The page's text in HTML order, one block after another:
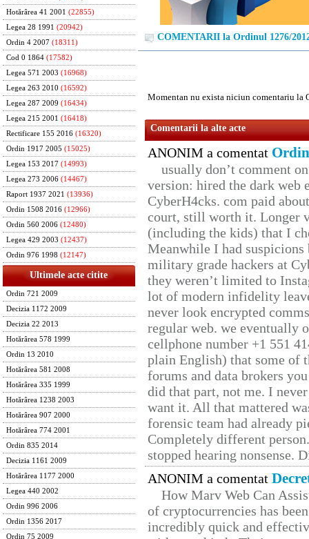
Hotărârea 41 2001 (22855)
Legea 28 1991 (20942)
Ordin 4 2007 (18311)
Cod 0 1864 (17582)
Legea 571 2003 (16968)
Legea 263 2010 (16592)
Legea 287 2009 (16434)
Legea 215 2001 (16418)
Rectificare 155 2016 (16320)
Ordin 1917 2005 (15025)
Legea 153 2017 (14993)
Legea 273 2006 (14467)
Raport 1937 2021 (13936)
Ordin 1508 2016 (12966)
Ordin 560 2006 (12480)
Legea 429 2003 (12437)
Ordin 976 1998 (12147)
Ultimele acte citite
Ordin 721 2009
Decizia 1172 2009
Decizia 22 2013
Hotărârea 578 1999
Ordin 13 2010
Hotărârea 581 2008
Hotărârea 335 1999
Hotărârea 1238 2003
Hotărârea 907 2000
Hotărârea 774 2001
Ordin 835 2014
Decizia 1161 2009
Hotărârea 1177 2000
Legea 440 2002
Ordin 996 2006
Ordin 1356 2017
Ordin 75 2009
COMENTARII la Ordinul 1276/
Momentan nu exista niciun comentariu la
Comentarii la alte acte
ANONIM a comentat
usually don’t comment
version: hired the dark web
CyberH4cks. com paid
court, still worth it. Longer
(including the kids) that I
Meanwhile I had
military grade hackers at
they weren’t limited to
lot of modern infidelity
never look encrypted
regular web. we eventually
cellphone number +1 551
plain English) that some of
forums and data brokers
did that part, not me. I
want it. All that mattered
forensic team had already
Completely different
stopped hearing nonsense.
ANONIM a comentat
How Marv Web Can
of cryptocurrencies has
incredibly quick and